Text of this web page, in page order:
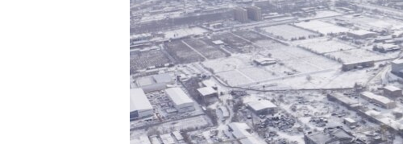
ЫҢГАЙСЫЗ СУРООЛОР